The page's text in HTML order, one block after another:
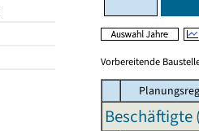
Vorbereitende
Beschäftigte